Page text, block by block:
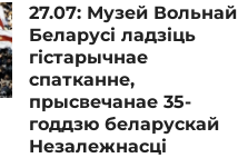
27.07: Музей Вольнай
Беларусі ладзіць
гістарычнае
спатканне,
прысвечанае 35-
годдзю беларускай
Незалежнасці